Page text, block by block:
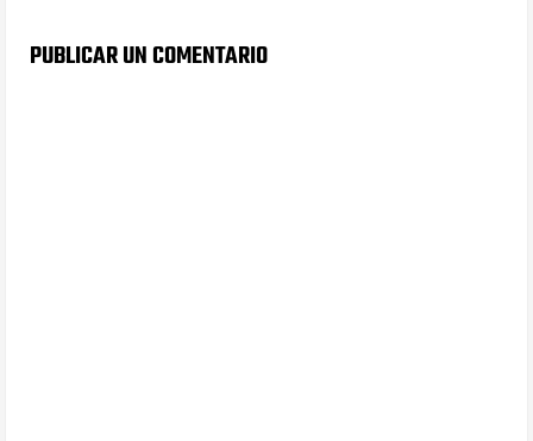
PUBLICAR UN COMENTARIO